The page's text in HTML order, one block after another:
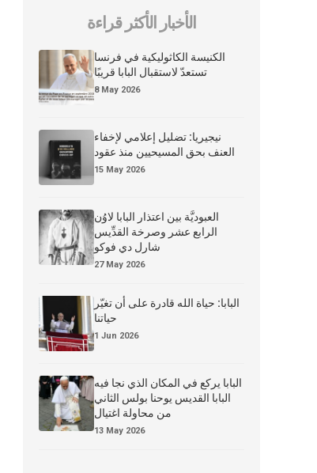
الأخبار الأكثر قراءة
الكنيسة الكاثوليكية في فرنسا
تستعدّ لاستقبال البابا قريبًا
8 May 2026
نيجيريا: تضليل إعلامي لإخفاء
العنف بحق المسيحيين منذ عقود
15 May 2026
العبوديَّة بين اعتذار البابا لاوُن
الرابع عشر وصرخة القدِّيس
شارل دي فوكو
27 May 2026
البابا: حياة الله قادرة على أن تغيّر
حياتنا
1 Jun 2026
البابا يركع في المكان الذي نجا فيه
البابا القديس يوحنا بولس الثاني
من محاولة اغتيال
13 May 2026